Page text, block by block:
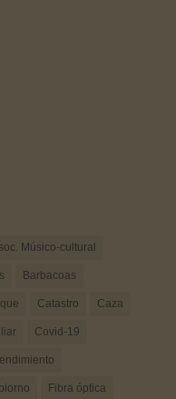
Músico-cultural
Barbacoas
Catastro Caza
Covid-19
Fibra óptica